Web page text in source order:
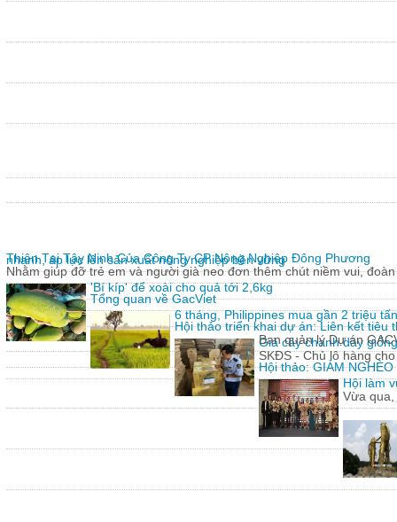
nhanh, áp lực lên sản xuất nông nghiệp bền vững
'Bí kíp' để xoài cho quả tới 2,6kg
6 tháng, Philippines mua gần 2 triệu
Giả cây chanh dây
SKĐS - Chủ lô hàng
Hội làm
Vừa qua,
Thiện Tại Tây Ninh Của Công Ty CP Nông Nghiệp Đông Phương
Nhằm giúp đỡ trẻ em và người già neo đơn thêm chút niềm vui,
Tổng quan về GacViet
Hội thảo triển khai dự án: Liên kết tiêu
Ban quản lý Dự án
Hội thảo: GIẢM